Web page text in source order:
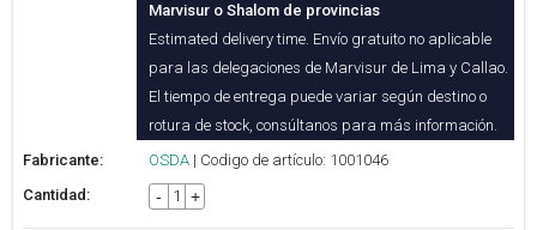
Marvisur o Shalom de provincias
Estimated delivery time. Envío gratuito no aplicable
para las delegaciones de Marvisur de Lima y Callao.
El tiempo de entrega puede variar según destino o
rotura de stock, consúltanos para más información.
Fabricante:
OSDA | Codigo de artículo: 1001046
Cantidad:
- +